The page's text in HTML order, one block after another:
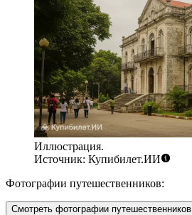
Иллюстрация.
Источник: Купибилет.ИИ
Фотографии путешественников:
Смотреть фотографии путешественников